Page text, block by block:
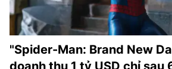
"Spider-Man: Brand New
doanh thu 1 tỷ USD chỉ sau